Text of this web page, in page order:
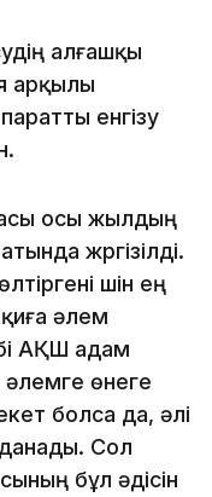
алғашқы
арқылы
енгізу
осы жылдың
жүргізілді.
үшін ең
әлем
АҚШ адам
өнеге
болса да, әлі
Сол
бұл әдісін